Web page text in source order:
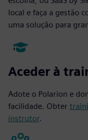
local e faça a gestão
uma solução para
Aceder à
Adote o Polarion e
facilidade. Obter
instrutor.